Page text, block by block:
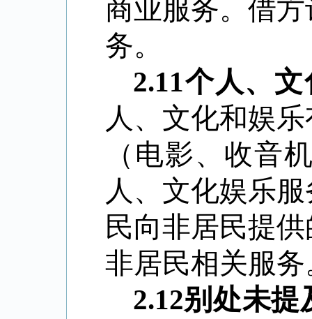
商业服务。借
务。
2.11个人、
人、文化和娱
（电影、收音
人、文化娱乐
民向非居民提
非居民相关服务
2.12别处未提